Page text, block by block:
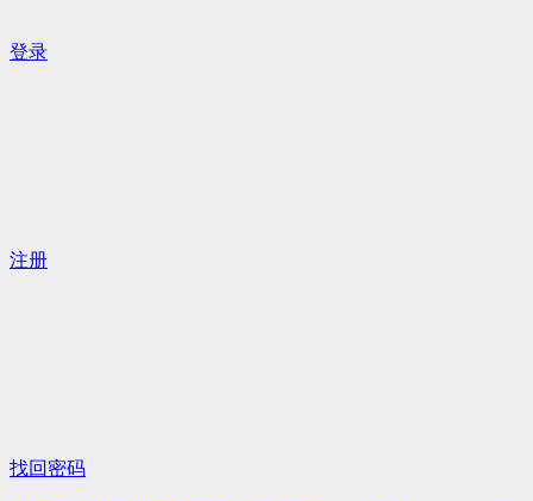
登录
注册
找回密码